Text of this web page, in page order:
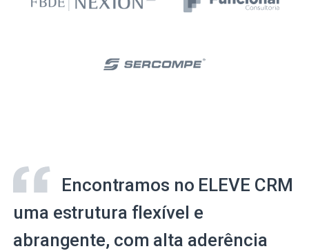
Encontramos no ELEVE CRM
uma estrutura flexível e
abrangente, com alta aderência